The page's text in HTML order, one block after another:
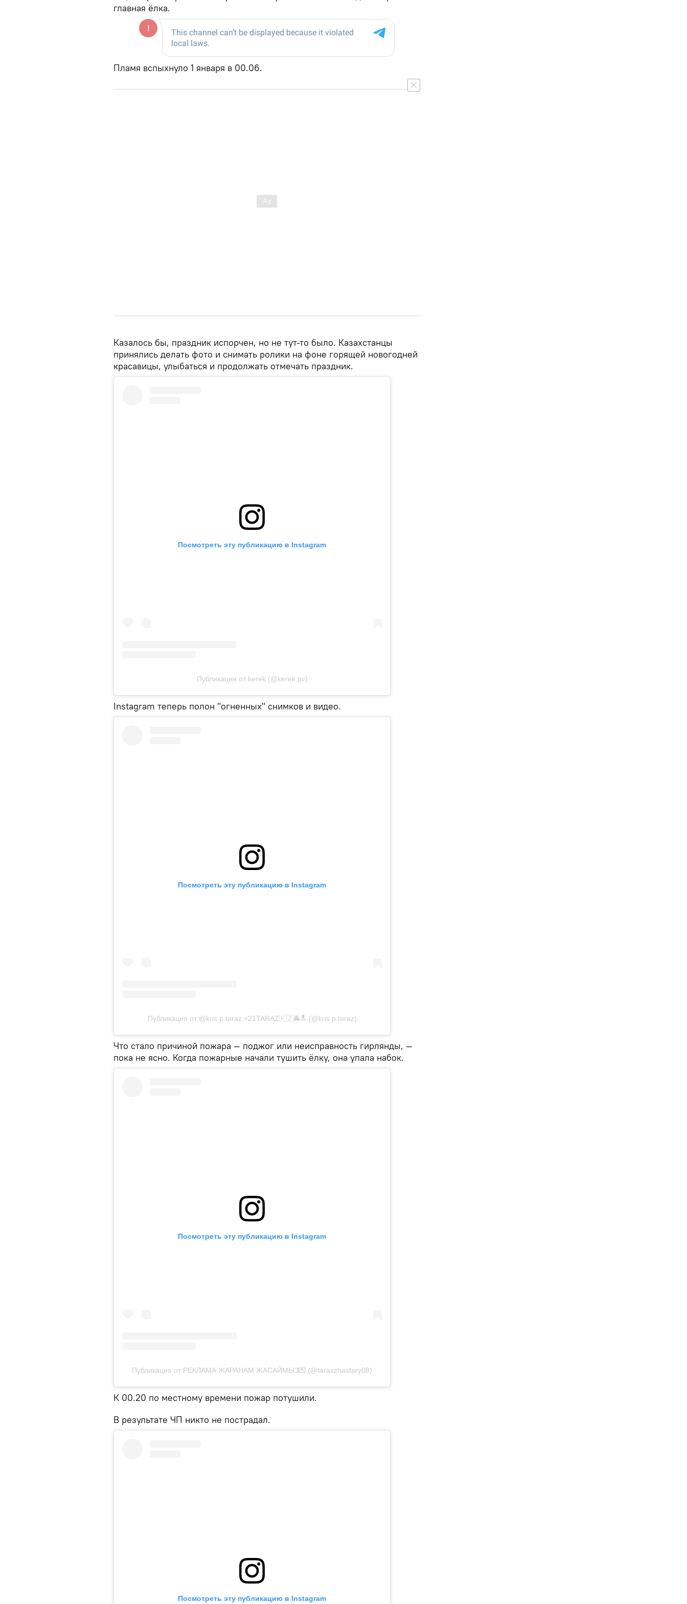
главная ёлка.
Пламя вспыхнуло 1 января в 00.06.
Казалось бы, праздник испорчен, но не тут-то было. Казахстанцы
принялись делать фото и снимать ролики на фоне горящей новогодней
красавицы, улыбаться и продолжать отмечать праздник.
Посмотреть эту публикацию в Instagram
Публикация от kerek (@kerek.pv)
Instagram теперь полон "огненных" снимков и видео.
Посмотреть эту публикацию в Instagram
Публикация от @kris.p.taraz +21TARAZ🇰🇿🚔🔝 (@kris.p.taraz)
Что стало причиной пожара — поджог или неисправность гирлянды, —
пока не ясно. Когда пожарные начали тушить ёлку, она упала набок.
Посмотреть эту публикацию в Instagram
Публикация от РЕКЛАМА ЖАРАНАМ ЖАСАЙМЫЗ💌 (@tarazzhastary08)
К 00.20 по местному времени пожар потушили.
В результате ЧП никто не пострадал.
Посмотреть эту публикацию в Instagram